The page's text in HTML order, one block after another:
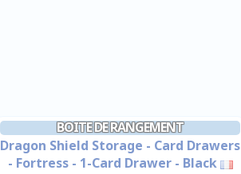
BOITE DE RANGEMENT
Dragon Shield Storage - Card Drawers
- Fortress - 1-Card Drawer - Black